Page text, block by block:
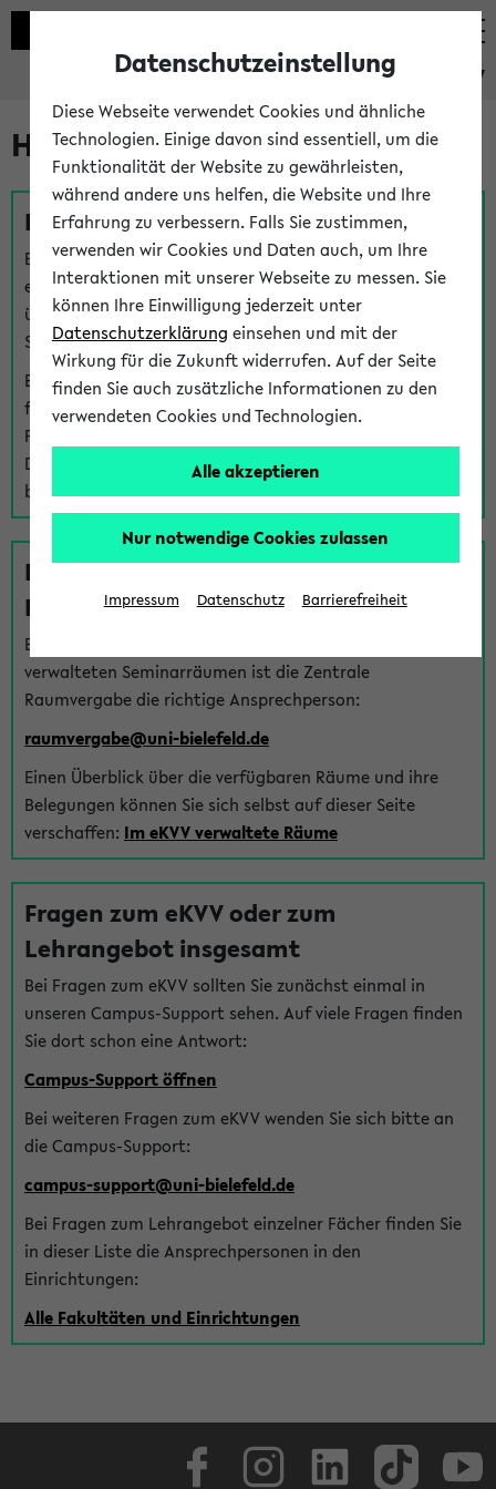
eKVV
Hilfe & Kontakt
Fragen zu einzelnen Veranstaltungen
Bei inhaltlichen und organisatorischen Fragen zu
einzelnen Veranstaltungen finden Sie Ansprechpersonen
über denFragen-Link bei jeder Veranstaltung. Der BIS
Support kann hier meist keine direkte Hilfe leisten.
Bei Veranstaltungen mit eKVV Teilnahmemanagement
finden Sie eine Auskunft über die Personen, die Ihre
Platzzuteilung im eKVV eingetragen haben, auf der
Detailseite zum Teilnahmemanagement der
betreffenden Veranstaltung.
Fragen zu im eKVV verwalteten
Räumen
Bei Fragen zur Vergabe von Hörsälen und vom eKVV
verwalteten Seminarräumen ist die Zentrale
Raumvergabe die richtige Ansprechperson:
raumvergabe@uni-bielefeld.de
Einen Überblick über die verfügbaren Räume und ihre
Belegungen können Sie sich selbst auf dieser Seite
verschaffen: Im eKVV verwaltete Räume
Fragen zum eKVV oder zum
Lehrangebot insgesamt
Bei Fragen zum eKVV sollten Sie zunächst einmal in
unseren Campus-Support sehen. Auf viele Fragen finden
Sie dort schon eine Antwort:
Campus-Support öffnen
Bei weiteren Fragen zum eKVV wenden Sie sich bitte an
die Campus-Support:
campus-support@uni-bielefeld.de
Bei Fragen zum Lehrangebot einzelner Fächer finden Sie
in dieser Liste die Ansprechpersonen in den
Einrichtungen:
Alle Fakultäten und Einrichtungen
Datenschutzeinstellung
Diese Webseite verwendet Cookies und ähnliche
Technologien. Einige davon sind essentiell, um die
Funktionalität der Website zu gewährleisten,
während andere uns helfen, die Website und Ihre
Erfahrung zu verbessern. Falls Sie zustimmen,
verwenden wir Cookies und Daten auch, um Ihre
Interaktionen mit unserer Webseite zu messen. Sie
können Ihre Einwilligung jederzeit unter
Datenschutzerklärung einsehen und mit der
Wirkung für die Zukunft widerrufen. Auf der Seite
finden Sie auch zusätzliche Informationen zu den
verwendeten Cookies und Technologien.
Alle akzeptieren
Nur notwendige Cookies zulassen
Impressum Datenschutz Barrierefreiheit